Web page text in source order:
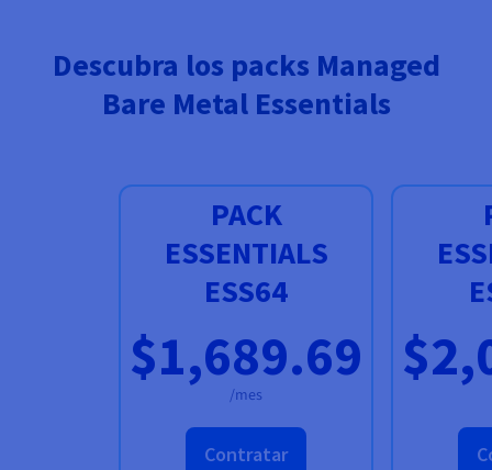
Descubra los packs Managed
Bare Metal Essentials
PACK
ESSENTIALS
ESS64
$1,689.69
/mes
Contratar